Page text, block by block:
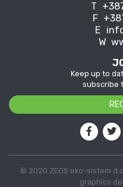
T
F
E
W
Keep up to
subscribe
© 2020 ZEOS eko-sistem
graphics